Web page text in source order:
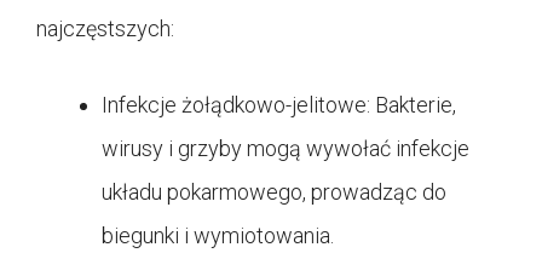
najczęstszych:
Infekcje żołądkowo-jelitowe: Bakterie,
wirusy i grzyby mogą wywołać infekcje
układu pokarmowego, prowadząc do
biegunki i wymiotowania.